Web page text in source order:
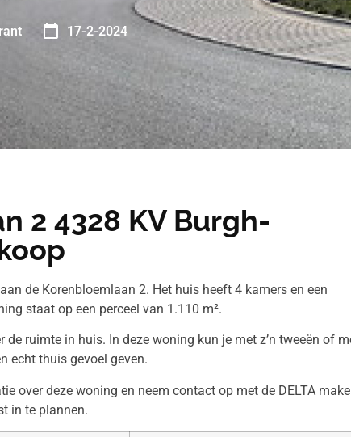
17-2-2024
2 4328 KV Burgh-
de Korenbloemlaan 2. Het huis heeft 4 kamers en een
staat op een perceel van 1.110 m².
de ruimte in huis. In deze woning kun je met z’n tweeën of
echt thuis gevoel geven.
over deze woning en neem contact op met de DELTA
in te plannen.